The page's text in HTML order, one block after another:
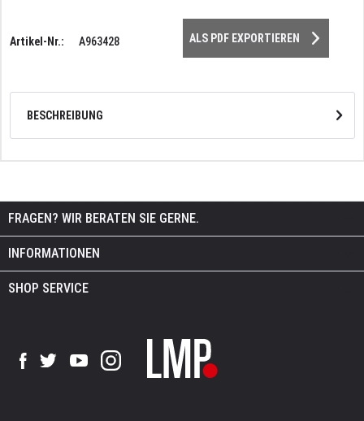
Artikel-Nr.: A963428 ALS PDF EXPORTIEREN
BESCHREIBUNG
FRAGEN? WIR BERATEN SIE GERNE.
INFORMATIONEN
SHOP SERVICE